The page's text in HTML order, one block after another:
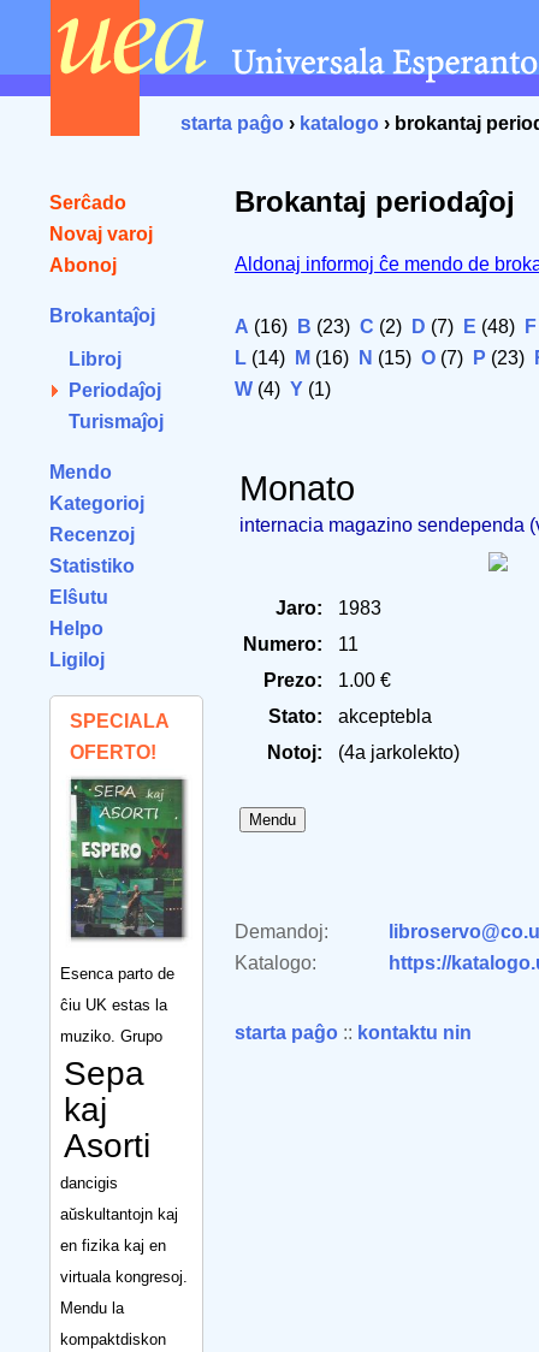
starta paĝo › katalogo › brokantaj
Serĉado
Novaj varoj
Abonoj
Brokantaĵoj
Libroj
Periodaĵoj
Turismaĵoj
Mendo
Kategorioj
Recenzoj
Statistiko
Elŝutu
Helpo
Ligiloj
SPECIALA
OFERTO!
Esenca parto de
ĉiu UK estas la
muziko. Grupo
Sepa
kaj
Asorti
dancigis
aŭskultantojn kaj
en fizika kaj en
virtuala kongresoj.
Mendu la
kompaktdiskon
Brokantaj periodaĵoj
Aldonaj informoj ĉe mendo de
A (16) B (23) C (2) D (7) E (48) F
L (14) M (16) N (15) O (7) P (23)
W (4) Y (1)
Monato
internacia magazino sendependa
Jaro:
1983
Numero:
11
Prezo:
1.00 €
Stato:
akceptebla
Notoj:
(4a jarkolekto)
Demandoj:
Katalogo:
https://
starta paĝo :: kontaktu nin